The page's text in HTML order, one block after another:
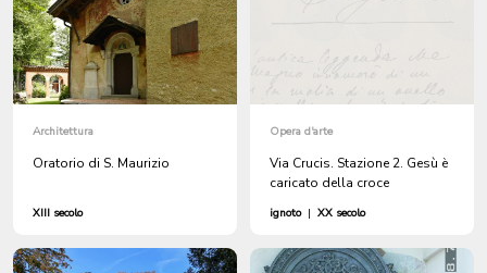
Architettura
Oratorio di S. Maurizio
XIII secolo
Opera d'arte
Via Crucis. Stazione 2. Gesù è
caricato della croce
ignoto | XX secolo